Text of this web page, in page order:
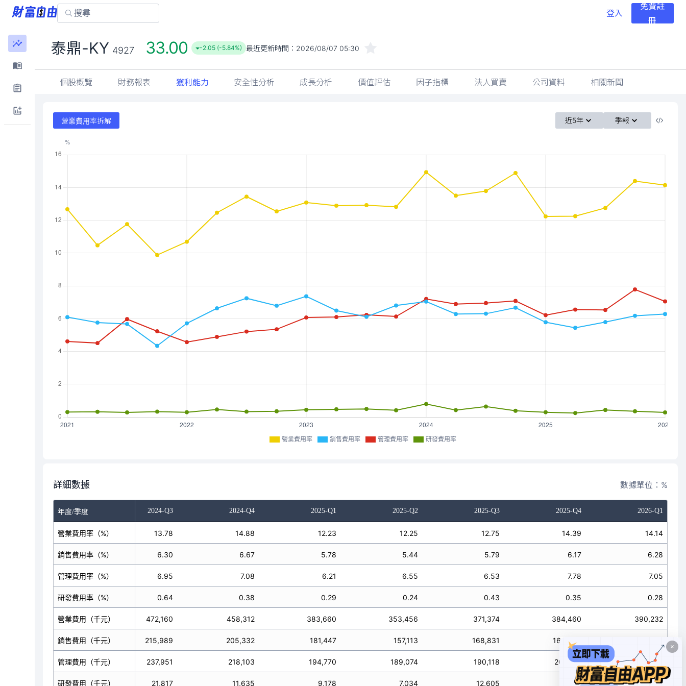
登入
免費註
冊
泰鼎-KY 4927 33.00 -2.05 (-5.84%) 最近更新時間： 2026/08/07 05:30
個股概覽 財務報表 獲利能力 安全性分析 成長分析 價值評估 因子指標 法人買賣 公司資料 相關新聞
營業費用率拆解 近5年 季報
營業費用率 銷售費用率 管理費用率 研發費用率
詳細數據 數據單位：%
年度/季度
2024-Q2 2024-Q3 2024-Q4 2025-Q1 2025-Q2 2025-Q3 2025-Q4 2026-Q1
營業費用率（%）
銷售費用率（%）
管理費用率（%）
研發費用率（%）
營業費用（千元）
銷售費用（千元）
管理費用（千元）
研發費用（千元）
13.50 13.78 14.88 12.23 12.25 12.75 14.39 14.14
6.28 6.30 6.67 5.78 5.44 5.79 6.17 6.28
6.89 6.95 7.08 6.21 6.55 6.53 7.78 7.05
0.42 0.64 0.38 0.29 0.24 0.43 0.35 0.28
423,651 472,160 458,312 383,660 353,456 371,374 384,460 390,232
197,168 215,989 205,332 181,447 157,113 168,831 164,944
216,202 237,951 218,103 194,770 189,074 190,118 207,857 194,448
13,072 21,817 11,635 9,178 7,034 12,605 9,330 7,613